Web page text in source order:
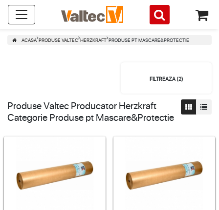
FILTREAZA (2)
ACASA PRODUSE VALTEC HERZKRAFT PRODUSE PT MASCARE&PROTECTIE
Produse Valtec Producator Herzkraft
Categorie Produse pt Mascare&Protectie